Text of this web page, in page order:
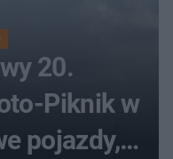
20.
Piknik w
pojazdy,